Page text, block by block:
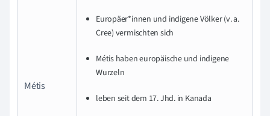
Métis
Europäer*innen und indigene Völker (v. a.
Cree) vermischten sich
Métis haben europäische und indigene
Wurzeln
leben seit dem 17. Jhd. in Kanada